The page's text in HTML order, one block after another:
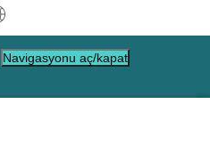
中文
Navigasyonu aç/kapat